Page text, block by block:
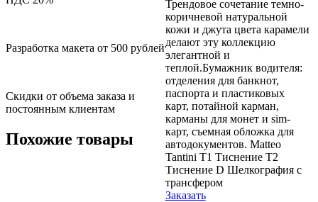
Трендовое сочетание темно-
коричневой натуральной
кожи и джута цвета карамели
делают эту коллекцию
элегантной и
теплой.Бумажник водителя:
отделения для банкнот,
паспорта и пластиковых
карт, потайной карман,
карманы для монет и sim-
карт, съемная обложка для
автодокументов. Matteo
Tantini T1 Тиснение T2
Тиснение D Шелкография с
трансфером
Заказать
Разработка макета от 500 рублей
Скидки от объема заказа и
постоянным клиентам
Похожие товары